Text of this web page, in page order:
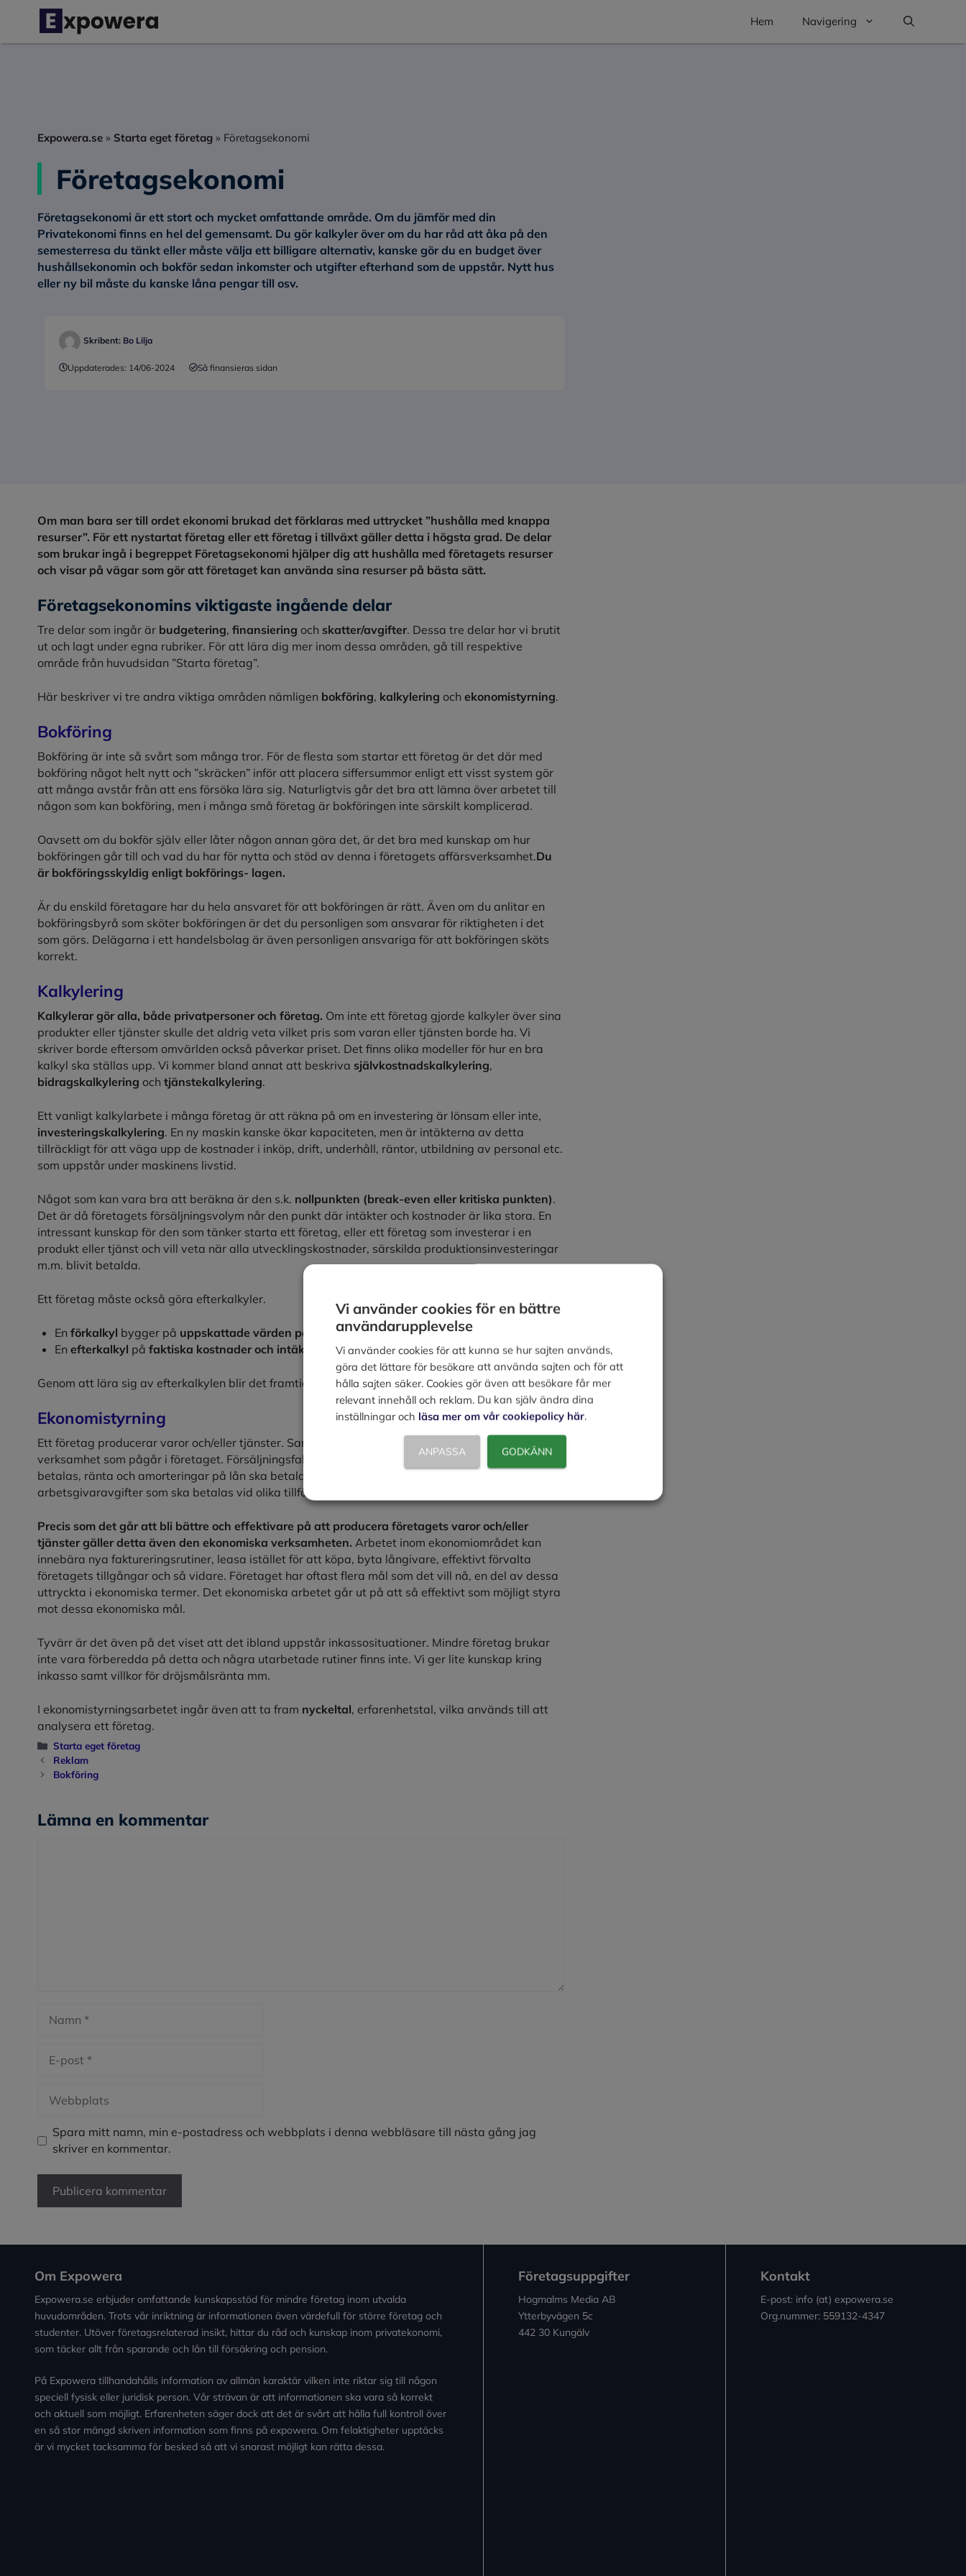
innehåll
Hem Navigering
Expowera.se » Starta eget företag » Företagsekonomi
Företagsekonomi
Företagsekonomi är ett stort och mycket omfattande område. Om du jämför med din
Privatekonomi finns en hel del gemensamt. Du gör kalkyler över om du har råd att åka på den
semesterresa du tänkt eller måste välja ett billigare alternativ, kanske gör du en budget över
hushållsekonomin och bokför sedan inkomster och utgifter efterhand som de uppstår. Nytt hus
eller ny bil måste du kanske låna pengar till osv.
Skribent: Bo Lilja
Uppdaterades: 14/06-2024 Så finansieras sidan
Om man bara ser till ordet ekonomi brukad det förklaras med uttrycket ”hushålla med knappa
resurser”. För ett nystartat företag eller ett företag i tillväxt gäller detta i högsta grad. De delar
som brukar ingå i begreppet Företagsekonomi hjälper dig att hushålla med företagets resurser
och visar på vägar som gör att företaget kan använda sina resurser på bästa sätt.
Företagsekonomins viktigaste ingående delar
Tre delar som ingår är budgetering, finansiering och skatter/avgifter. Dessa tre delar har vi brutit
ut och lagt under egna rubriker. För att lära dig mer inom dessa områden, gå till respektive
område från huvudsidan ”Starta företag”.
Här beskriver vi tre andra viktiga områden nämligen bokföring, kalkylering och ekonomistyrning.
Bokföring
Bokföring är inte så svårt som många tror. För de flesta som startar ett företag är det där med
bokföring något helt nytt och ”skräcken” inför att placera siffersummor enligt ett visst system gör
att många avstår från att ens försöka lära sig. Naturligtvis går det bra att lämna över arbetet till
någon som kan bokföring, men i många små företag är bokföringen inte särskilt komplicerad.
Oavsett om du bokför själv eller låter någon annan göra det, är det bra med kunskap om hur
bokföringen går till och vad du har för nytta och stöd av denna i företagets affärsverksamhet.Du
är bokföringsskyldig enligt bokförings- lagen.
Är du enskild företagare har du hela ansvaret för att bokföringen är rätt. Även om du anlitar en
bokföringsbyrå som sköter bokföringen är det du personligen som ansvarar för riktigheten i det
som görs. Delägarna i ett handelsbolag är även personligen ansvariga för att bokföringen sköts
korrekt.
Kalkylering
Kalkylerar gör alla, både privatpersoner och företag. Om inte ett företag gjorde kalkyler över sina
produkter eller tjänster skulle det aldrig veta vilket pris som varan eller tjänsten borde ha. Vi
skriver borde eftersom omvärlden också påverkar priset. Det finns olika modeller för hur en bra
kalkyl ska ställas upp. Vi kommer bland annat att beskriva självkostnadskalkylering,
bidragskalkylering och tjänstekalkylering.
Ett vanligt kalkylarbete i många företag är att räkna på om en investering är lönsam eller inte,
investeringskalkylering. En ny maskin kanske ökar kapaciteten, men är intäkterna av detta
tillräckligt för att väga upp de kostnader i inköp, drift, underhåll, räntor, utbildning av personal etc.
som uppstår under maskinens livstid.
Något som kan vara bra att beräkna är den s.k. nollpunkten (break-even eller kritiska punkten).
Det är då företagets försäljningsvolym når den punkt där intäkter och kostnader är lika stora. En
intressant kunskap för den som tänker starta ett företag, eller ett företag som investerar i en
produkt eller tjänst och vill veta när alla utvecklingskostnader, särskilda produktionsinvesteringar
m.m. blivit betalda.
Ett företag måste också göra efterkalkyler.
En förkalkyl bygger på uppskattade värden på både kostnader och intäkter.
En efterkalkyl på faktiska kostnader och intäkter
Genom att lära sig av efterkalkylen blir det framtida kalkylarbetet ännu bättre och säkrare.
Ekonomistyrning
Ett företag producerar varor och/eller tjänster. Samtidigt som detta utförs finns det en ekonomisk
verksamhet som pågår i företaget. Försäljningsfakturor skickas och följs upp, inköpsfakturor
betalas, ränta och amorteringar på lån ska betalas, redovisningen tar fram vilken moms, skatter,
arbetsgivaravgifter som ska betalas vid olika tillfällen etc.
Precis som det går att bli bättre och effektivare på att producera företagets varor och/eller
tjänster gäller detta även den ekonomiska verksamheten. Arbetet inom ekonomiområdet kan
innebära nya faktureringsrutiner, leasa istället för att köpa, byta långivare, effektivt förvalta
företagets tillgångar och så vidare. Företaget har oftast flera mål som det vill nå, en del av dessa
uttryckta i ekonomiska termer. Det ekonomiska arbetet går ut på att så effektivt som möjligt styra
mot dessa ekonomiska mål.
Tyvärr är det även på det viset att det ibland uppstår inkassosituationer. Mindre företag brukar
inte vara förberedda på detta och några utarbetade rutiner finns inte. Vi ger lite kunskap kring
inkasso samt villkor för dröjsmålsränta mm.
I ekonomistyrningsarbetet ingår även att ta fram nyckeltal, erfarenhetstal, vilka används till att
analysera ett företag.
Kategorier
Starta eget företag
Reklam
Bokföring
Lämna en kommentar
post
Spara mitt namn, min e-postadress och webbplats i denna webbläsare till nästa gång jag
skriver en kommentar.
Om Expowera
Expowera.se erbjuder omfattande kunskapsstöd för mindre företag inom utvalda
huvudområden. Trots vår inriktning är informationen även värdefull för större företag och
studenter. Utöver företagsrelaterad insikt, hittar du råd och kunskap inom privatekonomi,
som täcker allt från sparande och lån till försäkring och pension.
På Expowera tillhandahålls information av allmän karaktär vilken inte riktar sig till någon
speciell fysisk eller juridisk person. Vår strävan är att informationen ska vara så korrekt
och aktuell som möjligt. Erfarenheten säger dock att det är svårt att hålla full kontroll över
en så stor mängd skriven information som finns på expowera. Om felaktigheter upptäcks
är vi mycket tacksamma för besked så att vi snarast möjligt kan rätta dessa.
Företagsuppgifter
Hogmalms Media AB
Ytterbyvägen 5c
442 30 Kungälv
Kontakt
E-post: info (at) expowera.se
Org.nummer: 559132-4347
Vi använder cookies för en bättre
användarupplevelse
Vi använder cookies för att kunna se hur sajten används,
göra det lättare för besökare att använda sajten och för att
hålla sajten säker. Cookies gör även att besökare får mer
relevant innehåll och reklam. Du kan själv ändra dina
inställningar och läsa mer om vår cookiepolicy här.
ANPASSA GODKÄNN